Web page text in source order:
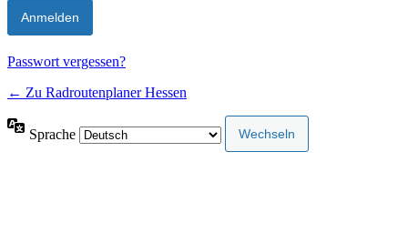
Passwort vergessen?
← Zu Radroutenplaner Hessen
Sprache